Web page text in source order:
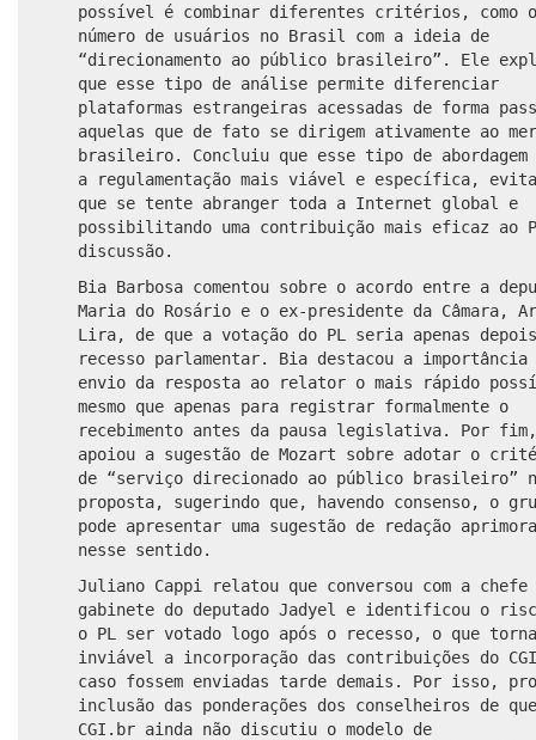
possível é combinar diferentes critérios, como o
número de usuários no Brasil com a ideia de
“direcionamento ao público brasileiro”. Ele
que esse tipo de análise permite diferenciar
plataformas estrangeiras acessadas de forma
aquelas que de fato se dirigem ativamente ao
brasileiro. Concluiu que esse tipo de abordagem
a regulamentação mais viável e específica,
que se tente abranger toda a Internet global e
possibilitando uma contribuição mais eficaz ao
discussão.
Bia Barbosa comentou sobre o acordo entre a
Maria do Rosário e o ex-presidente da Câmara,
Lira, de que a votação do PL seria apenas
recesso parlamentar. Bia destacou a importância
envio da resposta ao relator o mais rápido
mesmo que apenas para registrar formalmente o
recebimento antes da pausa legislativa. Por
apoiou a sugestão de Mozart sobre adotar o
de “serviço direcionado ao público brasileiro”
proposta, sugerindo que, havendo consenso, o
pode apresentar uma sugestão de redação
nesse sentido.
Juliano Cappi relatou que conversou com a chefe
gabinete do deputado Jadyel e identificou o
o PL ser votado logo após o recesso, o que
inviável a incorporação das contribuições do
caso fossem enviadas tarde demais. Por isso,
inclusão das ponderações dos conselheiros de
CGI.br ainda não discutiu o modelo de